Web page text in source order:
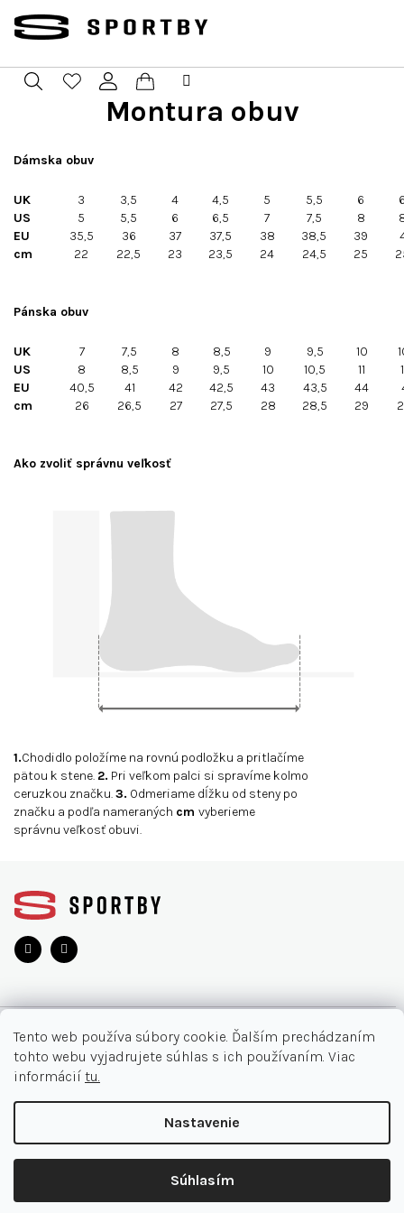
Tento web používa súbory cookie. Ďalším prechádzaním
tohto webu vyjadrujete súhlas s ich používaním. Viac
informácií tu.
Nastavenie
Súhlasím
obsah
PrihlásenieNákupný
Montura obuv
Dámska obuv
UK 3 3,5 4 4,5 5 5,5 6
US
5 5,5 6 6,5 7 7,5 8
EU
35,5 36 37 37,5 38 38,5 39
cm
22 22,5 23 23,5 24 24,5 25
Pánska obuv
UK 7 7,5 8 8,5 9 9,5 10
US
8 8,5 9 9,5 10 10,5 11
EU
40,5 41 42 42,5 43 43,5 44
cm
26 26,5 27 27,5 28 28,5 29
Ako zvoliť správnu veľkosť
1.Chodidlo položíme na rovnú podložku a pritlačíme
pätou k stene. 2. Pri veľkom palci si spravíme kolmo
ceruzkou značku.3. Odmeriame dĺžku od steny po
značku a podľa nameraných cm vyberieme
správnu veľkosť obuvi.
e
O NÁKUPE
Moja objednávka
Najčastejšie otázky
Obchodné podmienky
INFORMÁCIE
Akcie
Expert Point
044/32 40 321
Shoptet Premium | mime digital